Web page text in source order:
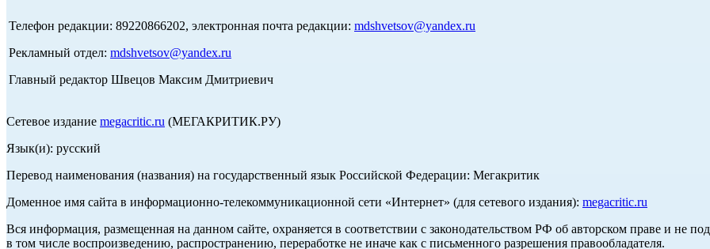
Телефон редакции: 89220866202, электронная почта редакции: mdshvetsov@yandex.ru
Рекламный отдел: mdshvetsov@yandex.ru
Главный редактор Швецов Максим Дмитриевич
Сетевое издание megacritic.ru (МЕГАКРИТИК.РУ)
Язык(и): русский
Перевод наименования (названия) на государственный язык Российской Федерации: Мегакритик
Доменное имя сайта в информационно-телекоммуникационной сети «Интернет» (для сетевого издания): megacritic.ru
Вся информация, размещенная на данном сайте, охраняется в соответствии с законодательством РФ об авторском праве и не
в том числе воспроизведению, распространению, переработке не иначе как с письменного разрешения правообладателя.